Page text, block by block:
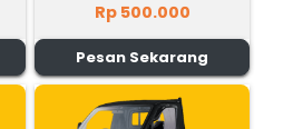
Rp 500.000
Pesan Sekarang